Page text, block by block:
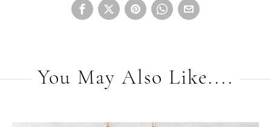
You May Also Like....